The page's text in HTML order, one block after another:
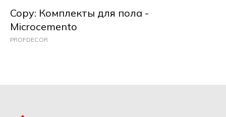
Copy: Комплекты для пола -
Microcemento
PROFDECOR